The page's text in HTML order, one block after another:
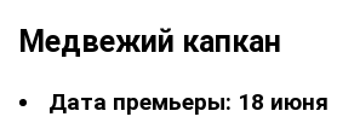
Медвежий капкан
Дата премьеры: 18 июня